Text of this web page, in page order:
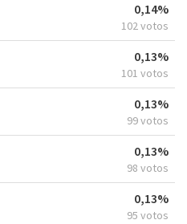
0,14%
102 votos
0,13%
101 votos
0,13%
99 votos
0,13%
98 votos
0,13%
95 votos